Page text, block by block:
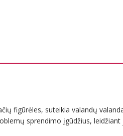
figūrėles, suteikia valandų
sprendimo įgūdžius,